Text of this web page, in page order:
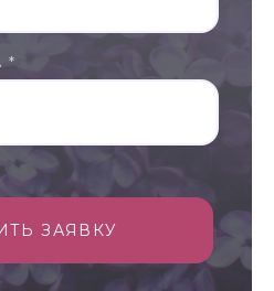
*
ЗАЯВКУ